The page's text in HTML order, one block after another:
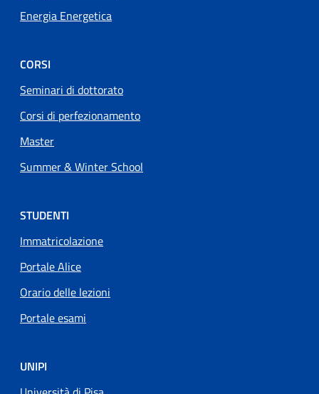
Energia Energetica
CORSI
Seminari di dottorato
Corsi di perfezionamento
Master
Summer & Winter School
STUDENTI
Immatricolazione
Portale Alice
Orario delle lezioni
Portale esami
UNIPI